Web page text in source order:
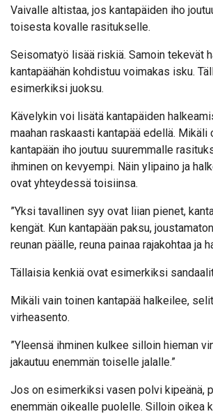
Vaivalle altistaa, jos kantapäiden iho
toisesta kovalle rasitukselle.
Seisomatyö lisää riskiä. Samoin tekevät
kantapäähän kohdistuu voimakas isku.
esimerkiksi juoksu.
Kävelykin voi lisätä kantapäiden
maahan raskaasti kantapää edellä. Mikäli
kantapään iho joutuu suuremmalle
ihminen on kevyempi. Näin ylipaino ja
ovat yhteydessä toisiinsa.
”Yksi tavallinen syy ovat liian pienet,
kengät. Kun kantapään paksu,
reunan päälle, reuna painaa rajakohtaa ja
Tällaisia kenkiä ovat esimerkiksi
Mikäli vain toinen kantapää halkeilee,
virheasento.
”Yleensä ihminen kulkee silloin hieman
jakautuu enemmän toiselle jalalle.”
Jos on esimerkiksi vasen polvi kipeänä,
enemmän oikealle puolelle. Silloin oikea